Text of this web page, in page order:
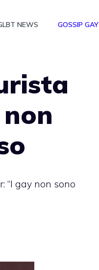
NEWS GOSSIP GAY
“I gay non sono